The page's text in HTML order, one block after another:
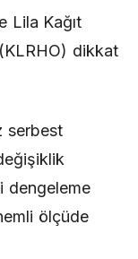
Lila Kağıt
dikkat
serbest
dengeleme
ölçüde